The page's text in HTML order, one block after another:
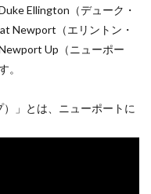
Ellington（デューク・
Newport（エリントン・
Up（ニューポー
。
」とは、ニューポートに